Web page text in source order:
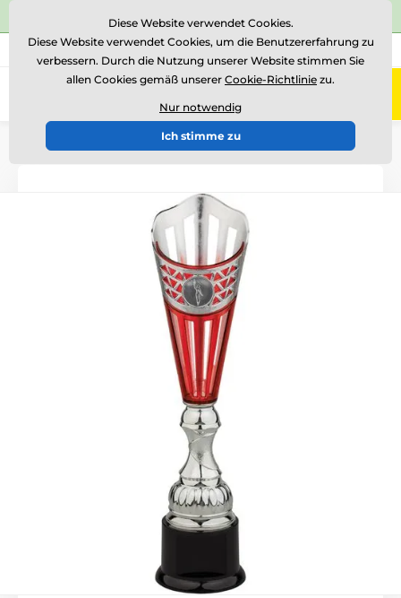
⭐Siehe 504 verifizierte Bewertungen auf
Rufen Sie uns an (Mo-Fr 15-18) +43 676 361 37 22
0
Einführung Pokale "STANDARD"
Diese Website verwendet Cookies.
Diese Website verwendet Cookies, um die Benutzererfahrung zu
verbessern. Durch die Nutzung unserer Website stimmen Sie
allen Cookies gemäß unserer Cookie-Richtlinie zu.
Nur notwendig
Ich stimme zu